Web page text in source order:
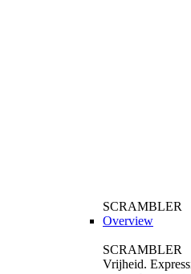
SCRAMBLER
Overview
SCRAMBLER
Vrijheid.